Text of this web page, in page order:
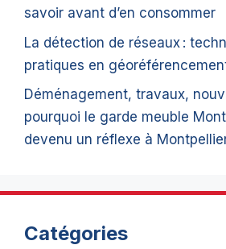
savoir avant d’en consommer
La détection de réseaux :
pratiques en
Déménagement, travaux,
pourquoi le garde meuble
devenu un réflexe à
Catégories